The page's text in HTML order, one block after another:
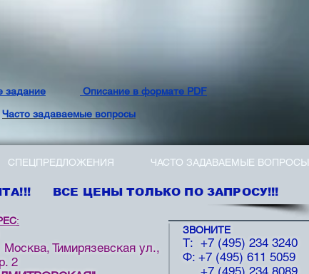
задание
Описание в формате PDF
Часто задаваемые вопросы
СПЕЦПРЕДЛОЖЕНИЯ ЧАСТО ЗАДАВАЕМЫЕ ВОПРОСЫ
ВСЕ ЦЕНЫ ТОЛЬКО ПО ЗАПРОСУ!!!
:
Москва, Тимирязевская ул.,
2
ЗВОНИТЕ
T: +7 (495) 234 3240
Ф: +7 (495) 611 5059
+7 (495) 234 8089